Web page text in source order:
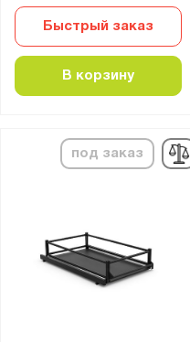
Быстрый заказ
В корзину
под заказ